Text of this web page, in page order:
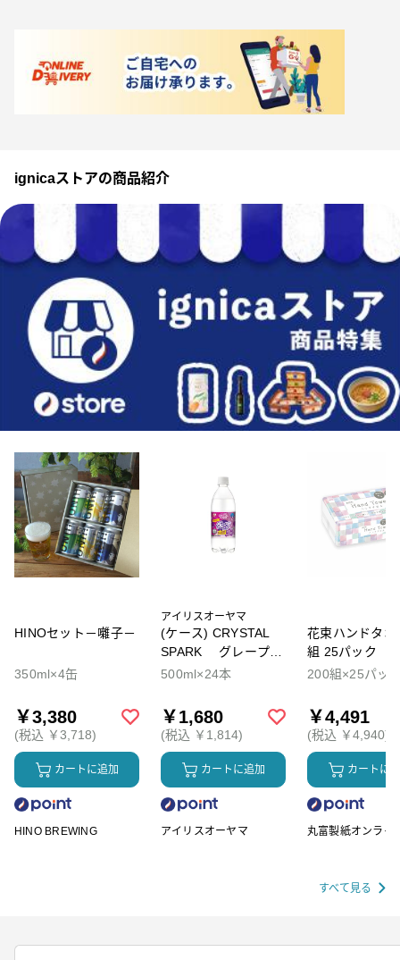
ignicaストアの商品紹介
HINOセット－囃子－
350ml×4缶
￥3,380
(税込 ￥3,718)
カートに追加
HINO BREWING
アイリスオーヤマ
(ケース) CRYSTAL
SPARK グレープソ
ーダ
500ml×24本
￥1,680
(税込 ￥1,814)
カートに追加
アイリスオーヤマ
花束ハンドタオ
組 25パック
200組×25パッ
￥4,491
(税込 ￥4,940)
カートに
丸富製紙オンライ
すべて見る